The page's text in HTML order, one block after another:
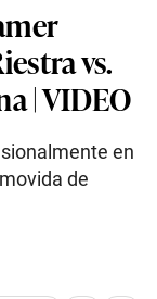
vs.
| VIDEO
en
de